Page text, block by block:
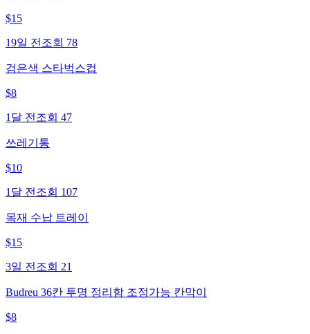
$15
19일 전 조회 78
검은색 스타벅스컵
$8
1달 전 조회 47
쓰레기통
$10
1달 전 조회 107
목재 수납 트레이
$15
3일 전 조회 21
Budreu 36칸 투명 정리함 조정가능 칸막이
$8